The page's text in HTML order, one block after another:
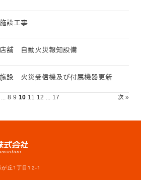
設工事
舗 自動火災報知設備
設 火災受信機及び付属機器更新
8 9 10 11 12 17 次 »
丘1丁目12-1